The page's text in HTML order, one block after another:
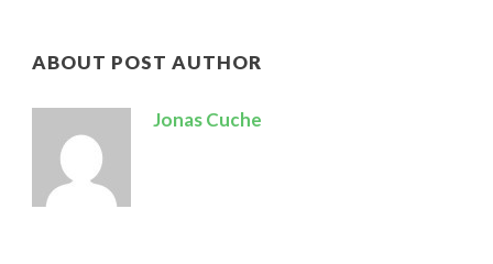
ABOUT POST AUTHOR
Jonas Cuche